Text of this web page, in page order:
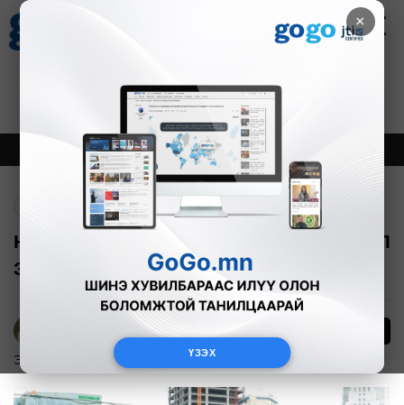
×
ҮЗЭХ
Зурхай
8.08
Онцлох Шинэ
Нийгмийн даатгалын багц хуулийн ГОЛ
ЗААЛТУУД
Б.Эрдэнэчимэг
Эдийн засаг 2026-07-06